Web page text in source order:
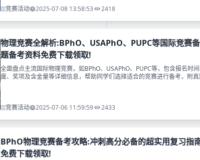
竞赛活动 2025-07-08 13:58:53 2418
物理竞赛全解析:BPhO、USAPhO、PUPC等国际竞赛
题备考资料免费下载领取!
全面盘点主流国际物理竞赛，如BPhO、USAPhO、PUPC等，包含报名时
度、奖项及含金量等详细信息，帮助同学们选择适合的竞赛进行备考，附
竞赛活动 2025-07-06 11:59:59 2433
BPhO物理竞赛备考攻略:冲刺高分必备的超实用复习指
免费下载领取!